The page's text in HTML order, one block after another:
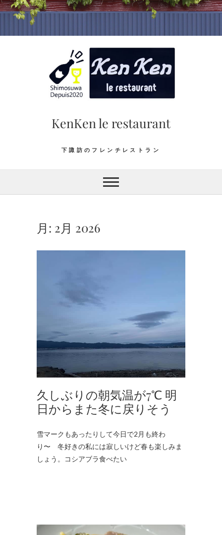
Skip
KenKen le restaurant
下諏訪のフレンチレストラン
月: 2月 2026
久しぶりの朝気温が7℃ 明
日からまた冬に戻りそう
雪マークもあったりして今日で2月も終わ
り〜 冬好きの私には寂しいけど春も楽しみま
しょう。コシアブラ食べたい